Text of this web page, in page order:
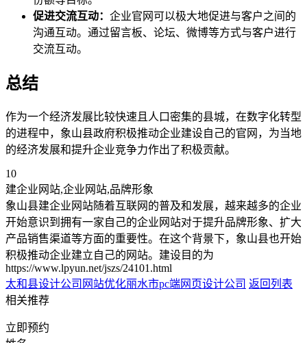
促进交流互动： 企业官网可以极大地促进与客户之间的
沟通互动。通过留言板、论坛、微博等方式与客户进行
交流互动。
总结
作为一个经济发展比较快速且人口密集的县城，在数字化转型
的进程中，象山县政府积极推动企业建设自己的官网，为当地
的经济发展和提升企业竞争力作出了积极贡献。
10
建企业网站,企业网站,品牌形象
象山县建企业网站随着互联网的普及和发展，越来越多的企业
开始意识到拥有一家自己的企业网站对于提升品牌形象、扩大
产品销售渠道等方面的重要性。在这个背景下，象山县也开始
积极推动企业建立自己的网站。建设目的为
https://www.lpyun.net/jszs/24101.html
太和县设计公司网站优化丽水市pc端网页设计公司 返回列表
相关推荐
立即预约